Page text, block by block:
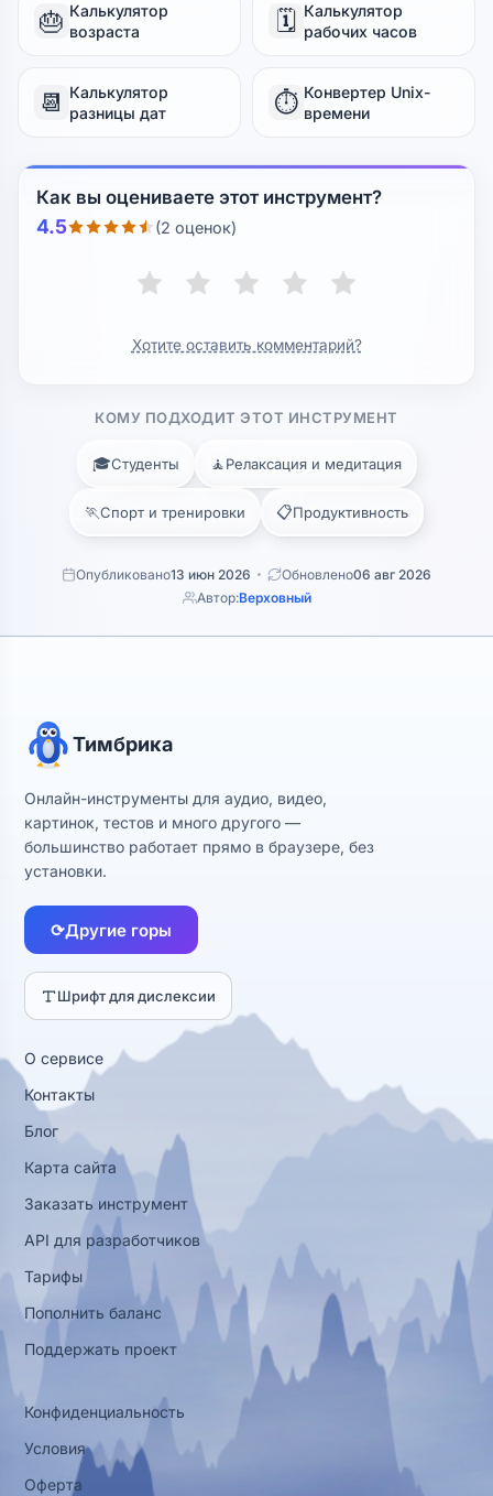
🎂 Калькулятор
возраста
🗓️ Калькулятор
рабочих часов
📆 Калькулятор
разницы дат
⏱️ Конвертер Unix-
времени
Как вы оцениваете этот инструмент?
4.5 (2 оценок)
Хотите оставить комментарий?
КОМУ ПОДХОДИТ ЭТОТ ИНСТРУМЕНТ
🎓Студенты 🧘Релаксация и медитация
🏃Спорт и тренировки 📋Продуктивность
Опубликовано13 июн 2026 Обновлено06 авг 2026
Автор:Верховный
Тимбрика
Онлайн-инструменты для аудио, видео,
картинок, тестов и много другого —
большинство работает прямо в браузере, без
установки.
⟳Другие горы
Шрифт для дислексии
О сервисе
Контакты
Блог
Карта сайта
Заказать инструмент
API для разработчиков
Тарифы
Пополнить баланс
Поддержать проект
Конфиденциальность
Условия
Оферта